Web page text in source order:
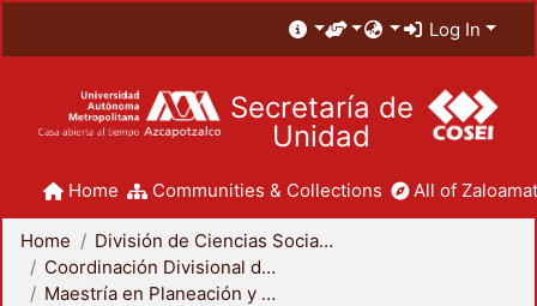
Log In
Secretaría de
Unidad
Home Communities & Collections All of
Home
División de Ciencias Sociales y Humanidades
Coordinación Divisional de Posgrado
Maestría en Planeación y Políticas Metropolitanas